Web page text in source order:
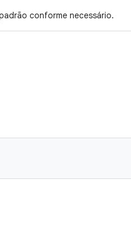
conforme necessário.